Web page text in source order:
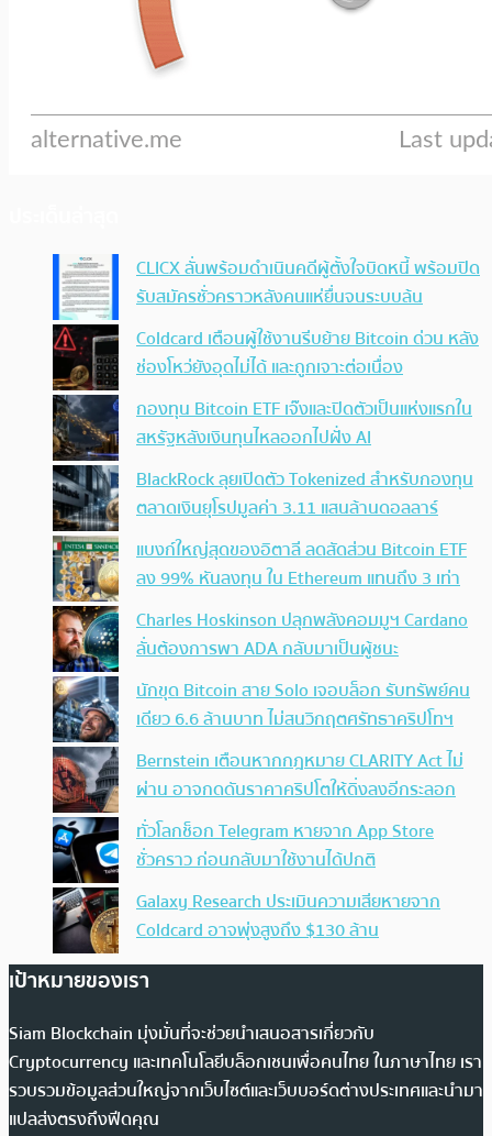
CLICX ลั่นพร้อมดำเนินคดีผู้ตั้งใจบิดหนี้ พร้อมปิด
รับสมัครชั่วคราวหลังคนแห่ยื่นจนระบบล้น
Coldcard เตือนผู้ใช้งานรีบย้าย Bitcoin ด่วน หลัง
ช่องโหว่ยังอุดไม่ได้ และถูกเจาะต่อเนื่อง
กองทุน Bitcoin ETF เจ๊งและปิดตัวเป็นแห่งแรกใน
สหรัฐหลังเงินทุนไหลออกไปฝั่ง AI
BlackRock ลุยเปิดตัว Tokenized สำหรับกองทุน
ตลาดเงินยุโรปมูลค่า 3.11 แสนล้านดอลลาร์
แบงก์ใหญ่สุดของอิตาลี ลดสัดส่วน Bitcoin ETF
ลง 99% หันลงทุน ใน Ethereum แทนถึง 3 เท่า
Charles Hoskinson ปลุกพลังคอมมูฯ Cardano
ลั่นต้องการพา ADA กลับมาเป็นผู้ชนะ
นักขุด Bitcoin สาย Solo เจอบล็อก รับทรัพย์คน
เดียว 6.6 ล้านบาท ไม่สนวิกฤตศรัทธาคริปโทฯ
Bernstein เตือนหากกฎหมาย CLARITY Act ไม่
ผ่าน อาจกดดันราคาคริปโตให้ดิ่งลงอีกระลอก
ทั่วโลกช็อก Telegram หายจาก App Store
ชั่วคราว ก่อนกลับมาใช้งานได้ปกติ
Galaxy Research ประเมินความเสียหายจาก
Coldcard อาจพุ่งสูงถึง $130 ล้าน
เป้าหมายของเรา
Siam Blockchain มุ่งมั่นที่จะช่วยนำเสนอสารเกี่ยวกับ
Cryptocurrency และเทคโนโลยีบล็อกเชนเพื่อคนไทย ในภาษาไทย เรา
รวบรวมข้อมูลส่วนใหญ่จากเว็บไซต์และเว็บบอร์ดต่างประเทศและนำมา
แปลส่งตรงถึงฟีดคุณ